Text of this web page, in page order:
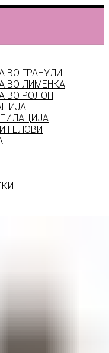
ВО ГРАНУЛИ
ВО ЛИМЕНКА
ВО РОЛОН
ГЕЛОВИ